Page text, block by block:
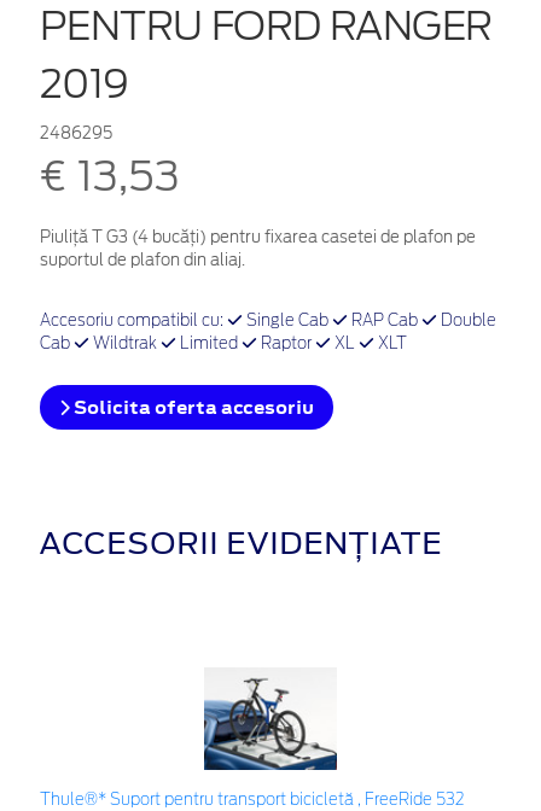
PENTRU FORD RANGER
2019
2486295
€ 13,53
Piuliță T G3 (4 bucăți) pentru fixarea casetei de plafon pe
suportul de plafon din aliaj.
Accesoriu compatibil cu: Single Cab RAP Cab
Double
Cab
Wildtrak Limited Raptor XL XLT
Solicita oferta accesoriu
ACCESORII EVIDENȚIATE
Thule®* Suport pentru transport bicicletă , FreeRide 532